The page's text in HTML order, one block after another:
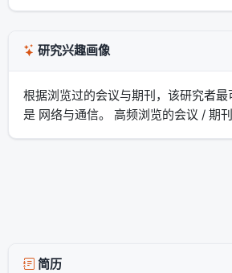
研究兴趣画像
根据浏览过的会议与期刊，该研究者
是 网络与通信。 高频浏览的会议 / 期刊
简历